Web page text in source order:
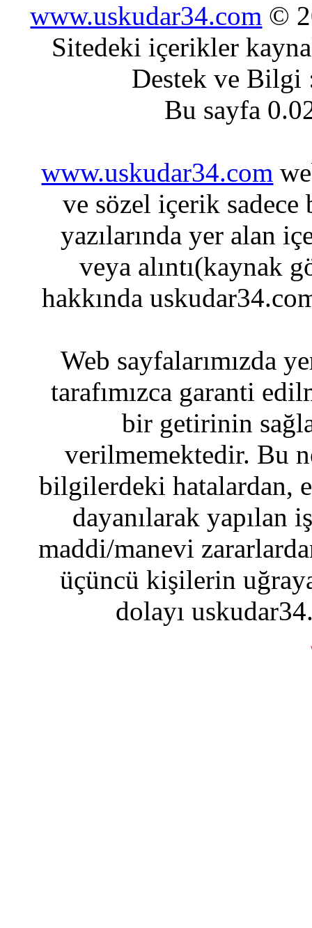
www.uskudar34.com ©
Sitedeki içerikler
Destek ve
Bu sayfa
www.uskudar34.com
ve sözel içerik sadece
yazılarında yer alan
veya alıntı(kaynak
hakkında
Web sayfalarımızda
tarafımızca garanti
bir getirinin
verilmemektedir. Bu
bilgilerdeki hatalardan,
dayanılarak yapılan
maddi/manevi
üçüncü kişilerin
dolayı